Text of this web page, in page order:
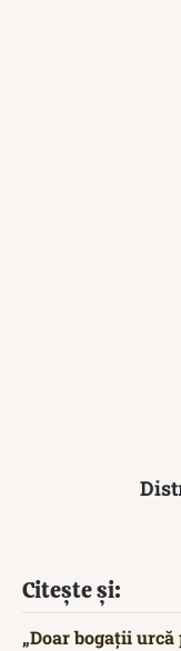
Citește și:
„Doar bogații